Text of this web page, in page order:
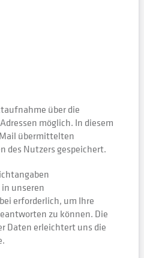
über die
möglich. In diesem
übermittelten
des Nutzers gespeichert.
unseren
erforderlich, um Ihre
zu können. Die
Daten erleichtert uns die